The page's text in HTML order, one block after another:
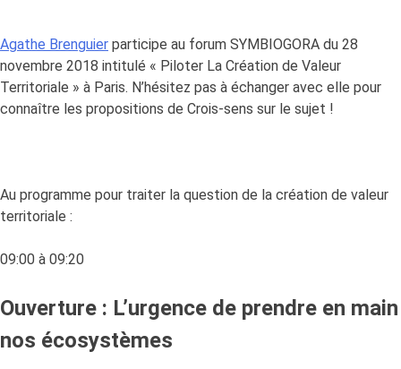
Agathe Brenguier participe au forum SYMBIOGORA du 28
novembre 2018 intitulé « Piloter La Création de Valeur
Territoriale » à Paris. N’hésitez pas à échanger avec elle pour
connaître les propositions de Crois-sens sur le sujet !
Au programme pour traiter la question de la création de valeur
territoriale :
09:00 à 09:20
Ouverture : L’urgence de prendre en main
nos écosystèmes